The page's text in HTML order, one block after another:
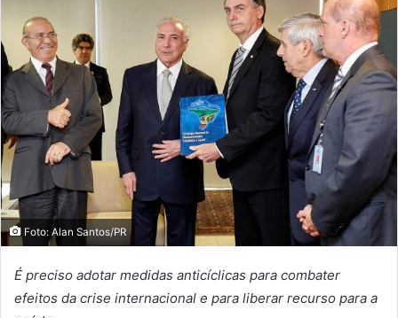
Foto: Alan Santos/PR
É preciso adotar medidas anticíclicas para combater
efeitos da crise internacional e para liberar recurso para a